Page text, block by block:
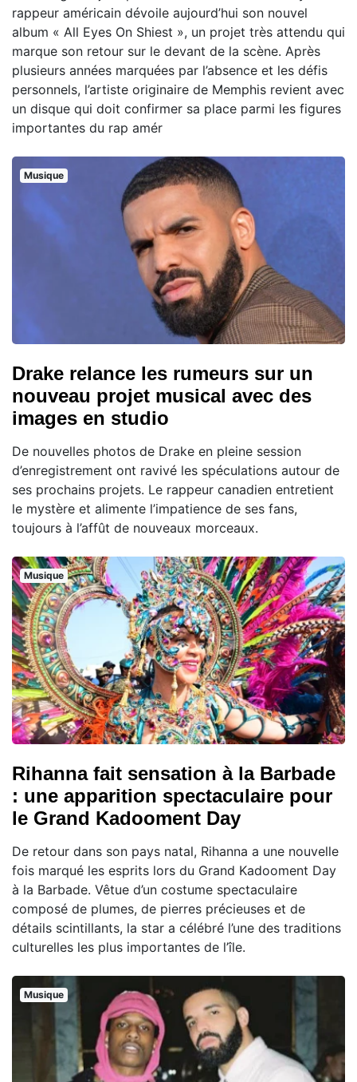
rappeur américain dévoile aujourd’hui son nouvel
album « All Eyes On Shiest », un projet très attendu qui
marque son retour sur le devant de la scène. Après
plusieurs années marquées par l’absence et les défis
personnels, l’artiste originaire de Memphis revient avec
un disque qui doit confirmer sa place parmi les figures
importantes du rap amér
Musique
Drake relance les rumeurs sur un
nouveau projet musical avec des
images en studio
De nouvelles photos de Drake en pleine session
d’enregistrement ont ravivé les spéculations autour de
ses prochains projets. Le rappeur canadien entretient
le mystère et alimente l’impatience de ses fans,
toujours à l’affût de nouveaux morceaux.
Musique
Rihanna fait sensation à la Barbade
: une apparition spectaculaire pour
le Grand Kadooment Day
De retour dans son pays natal, Rihanna a une nouvelle
fois marqué les esprits lors du Grand Kadooment Day
à la Barbade. Vêtue d’un costume spectaculaire
composé de plumes, de pierres précieuses et de
détails scintillants, la star a célébré l’une des traditions
culturelles les plus importantes de l’île.
Musique